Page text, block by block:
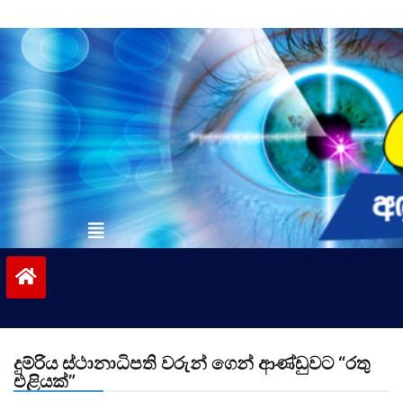
to
contentvinivida.lk
දුම්රිය ස්ථානාධිපති වරුන් ගෙන් ආණ්ඩුවට “රතු
එළියක්”